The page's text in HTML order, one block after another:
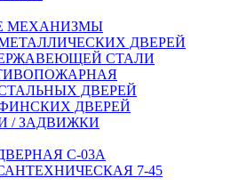
МЕХАНИЗМЫ
ДВЕРЕЙ
СТАЛИ
ДВЕРЕЙ
ДВЕРЕЙ
/ ЗАДВИЖКИ
C-03A
7-45